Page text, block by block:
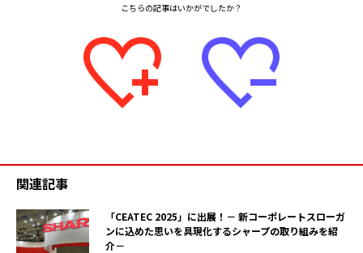
関連記事
「CEATEC 2025」に出展！－ 新コーポレートスローガ
ンに込めた思いを具現化するシャープの取り組みを紹
介－